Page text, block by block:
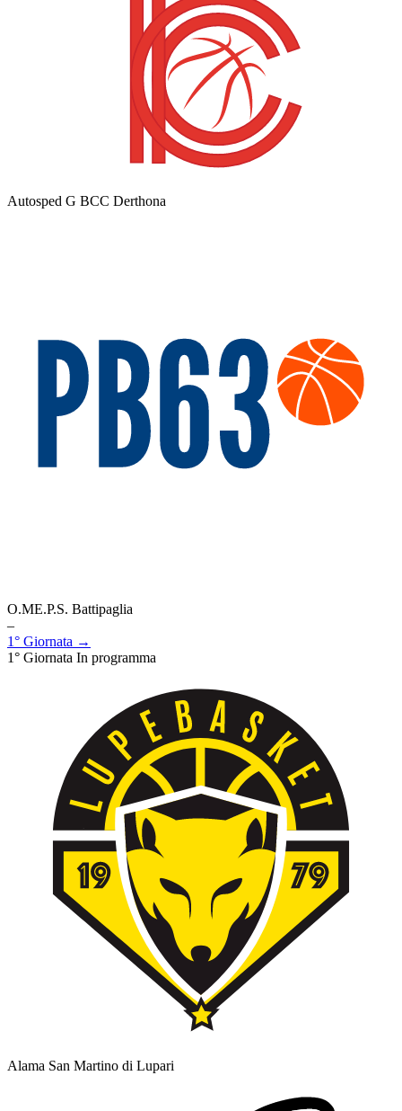
Autosped G BCC Derthona
O.ME.P.S. Battipaglia
–
1° Giornata →
1° Giornata In programma
Alama San Martino di Lupari